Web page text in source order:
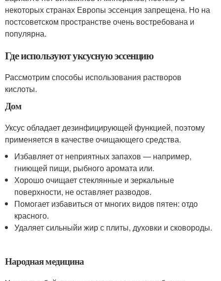
некоторых странах Европы эссенция запрещена. Но на
постсоветском пространстве очень востребована и
популярна.
Где используют уксусную эссенцию
Рассмотрим способы использования растворов
кислоты.
Дом
Уксус обладает дезинфицирующей функцией, поэтому
применяется в качестве очищающего средства.
Избавляет от неприятных запахов — например,
гниющей пищи, рыбного аромата или.
Хорошо очищает стеклянные и зеркальные
поверхности, не оставляет разводов.
Помогает избавиться от многих видов пятен: отдо
красного.
Удаляет сильныйи жир с плиты, духовки и сковороды.
Народная медицина